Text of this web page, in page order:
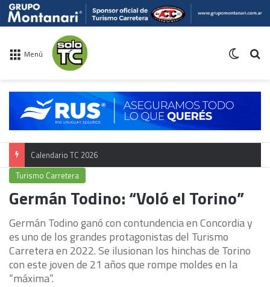
Menú
Calendario TC 2026
Turismo Carretera
Germán Todino: “Voló el Torino”
Germán Todino ganó con contundencia en Concordia y
es uno de los grandes protagonistas del Turismo
Carretera en 2022. Se ilusionan los hinchas de Torino
con este joven de 21 años que rompe moldes en la
“máxima”.